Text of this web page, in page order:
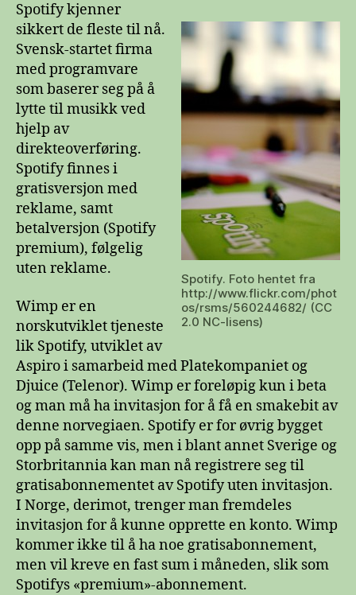
Spotify
Spotify. Foto hentet fra
http://www.flickr.com/phot
os/rsms/560244682/ (CC
2.0 NC-lisens)
Spotify kjenner
sikkert de fleste til nå.
Svensk-startet firma
med programvare
som baserer seg på å
lytte til musikk ved
hjelp av
direkteoverføring.
Spotify finnes i
gratisversjon med
reklame, samt
betalversjon (Spotify
premium), følgelig
uten reklame.
Wimp er en
norskutviklet tjeneste
lik Spotify, utviklet av
Aspiro i samarbeid med Platekompaniet og
Djuice (Telenor). Wimp er foreløpig kun i beta
og man må ha invitasjon for å få en smakebit av
denne norvegiaen. Spotify er for øvrig bygget
opp på samme vis, men i blant annet Sverige og
Storbritannia kan man nå registrere seg til
gratisabonnementet av Spotify uten invitasjon.
I Norge, derimot, trenger man fremdeles
invitasjon for å kunne opprette en konto. Wimp
kommer ikke til å ha noe gratisabonnement,
men vil kreve en fast sum i måneden, slik som
Spotifys «premium»-abonnement.